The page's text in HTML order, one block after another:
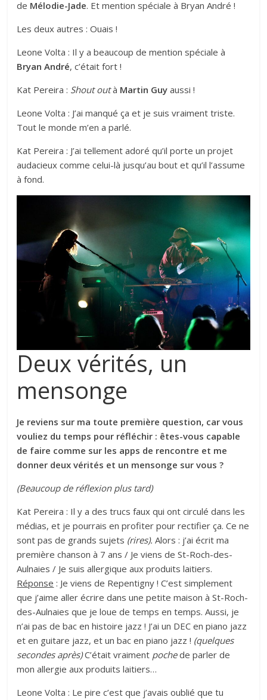
de Mélodie-Jade. Et mention spéciale à Bryan André !
Les deux autres : Ouais !
Leone Volta : Il y a beaucoup de mention spéciale à
Bryan André, c’était fort !
Kat Pereira : Shout outà Martin Guy aussi !
Leone Volta : J’ai manqué ça et je suis vraiment triste.
Tout le monde m’en a parlé.
Kat Pereira : J’ai tellement adoré qu’il porte un projet
audacieux comme celui-là jusqu’au bout et qu’il l’assume
à fond.
Deux vérités, un
mensonge
Je reviens sur ma toute première question, car vous
vouliez du temps pour réfléchir : êtes-vous capable
de faire comme sur les apps de rencontre et me
donner deux vérités et un mensonge sur vous ?
(Beaucoup de réflexion plus tard)
Kat Pereira : Il y a des trucs faux qui ont circulé dans les
médias, et je pourrais en profiter pour rectifier ça. Ce ne
sont pas de grands sujets (rires). Alors : j’ai écrit ma
première chanson à 7 ans / Je viens de St-Roch-des-
Aulnaies / Je suis allergique aux produits laitiers.
Réponse : Je viens de Repentigny ! C’est simplement
que j’aime aller écrire dans une petite maison à St-Roch-
des-Aulnaies que je loue de temps en temps. Aussi, je
n’ai pas de bac en histoire jazz ! J’ai un DEC en piano jazz
et en guitare jazz, et un bac en piano jazz ! (quelques
secondes après)C’était vraiment pochede parler de
mon allergie aux produits laitiers…
Leone Volta : Le pire c’est que j’avais oublié que tu